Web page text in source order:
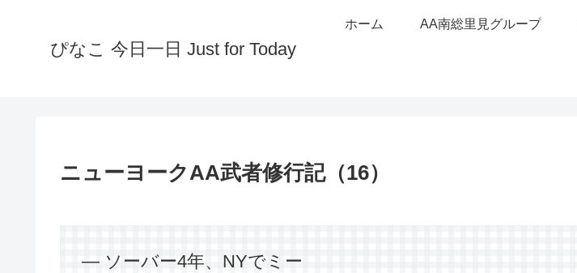
ぴなこ 今日一日 Just for Today
ホーム AA南総里見グループ
ニューヨークAA武者修行記（16）
― ソーバー4年、NYでミー